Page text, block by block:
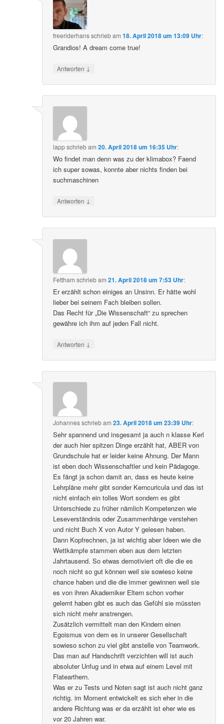
freeriderhansschriebam18. April 2018 um 13:09 Uhr:
Grandios! A dream come true!
Antworten ↓
lappschriebam20. April 2018 um 16:35 Uhr:
Wo findet man denn was zu der klimabox? Faend
ich super sowas, konnte aber nichts finden bei
suchmaschinen
Antworten ↓
Fettham schriebam21. April 2018 um 7:53 Uhr:
Er erzählt schon einiges an Unsinn. Er hätte wohl
lieber bei seinem Fach bleiben sollen.
Das Recht für „Die Wissenschaft“ zu sprechen
gewähre ich ihm auf jeden Fall nicht.
Antworten ↓
Johannesschriebam23. April 2018 um 23:39 Uhr:
Sehr spannend und insgesamt ja auch n klasse Kerl
der auch hier spitzen Dinge erzählt hat, ABER von
Grundschule hat er leider keine Ahnung. Der Mann
ist eben doch Wissenschaftler und kein Pädagoge.
Es fängt ja schon damit an, dass es heute keine
Lehrpläne mehr gibt sonder Kerncuricula und das ist
nicht einfach ein tolles Wort sondern es gibt
Unterschiede zu früher nämlich Kompetenzen wie
Leseverständnis oder Zusammenhänge verstehen
und nicht Buch X von Autor Y gelesen haben.
Dann Kopfrechnen, ja ist wichtig aber Ideen wie die
Wettkämpfe stammen eben aus dem letzten
Jahrtausend. So etwas demotiviert oft die die es
noch nicht so gut können weil sie sowieso keine
chance haben und die die immer gewinnen weil sie
es von ihren Akademiker Eltern schon vorher
gelernt haben gibt es auch das Gefühl sie müssten
sich nicht mehr anstrengen.
Zusätzlich vermittelt man den Kindern einen
Egoismus von dem es in unserer Gesellschaft
sowieso schon zu viel gibt anstelle von Teamwork.
Das man auf Handschrift verzichten will ist auch
absoluter Unfug und in etwa auf einem Level mit
Flatearthern.
Was er zu Tests und Noten sagt ist auch nicht ganz
richtig. im Moment entwickelt es sich eher in die
andere Richtung was er da erzählt ist eher wie es
vor 20 Jahren war.